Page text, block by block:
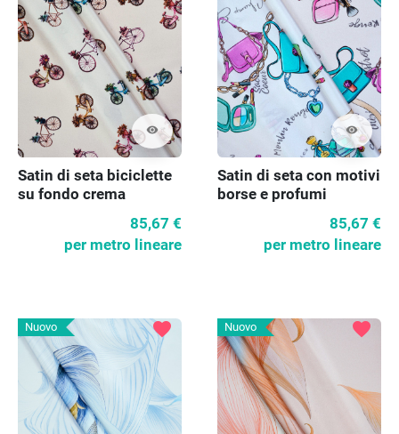
visibility
Satin di seta biciclette
su fondo crema
85,67 €
per metro lineare
visibility
Satin di seta con motivi
borse e profumi
85,67 €
per metro lineare
Nuovo favorite Nuovo favorite